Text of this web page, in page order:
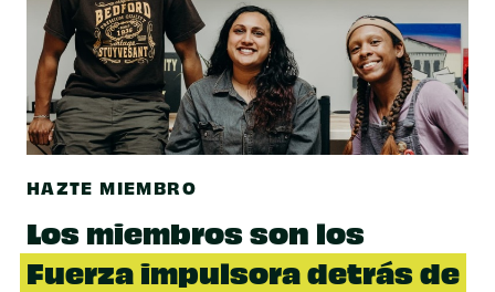
HAZTE MIEMBRO
Los miembros son los
Fuerza impulsora detrás de